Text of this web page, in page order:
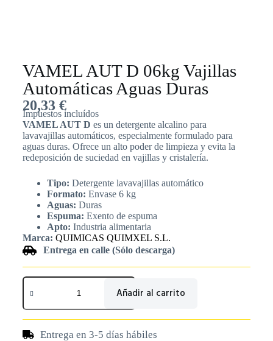
VAMEL AUT D 06kg Vajillas
Automáticas Aguas Duras
20,33 €
Impuestos incluídos
VAMEL AUT D es un detergente alcalino para
lavavajillas automáticos, especialmente formulado para
aguas duras. Ofrece un alto poder de limpieza y evita la
redeposición de suciedad en vajillas y cristalería.
Tipo: Detergente lavavajillas automático
Formato: Envase 6 kg
Aguas: Duras
Espuma: Exento de espuma
Apto: Industria alimentaria
Marca: QUIMICAS QUIMXEL S.L.
Entrega en calle (Sólo descarga)
Añadir al carrito
Entrega en 3-5 días hábiles